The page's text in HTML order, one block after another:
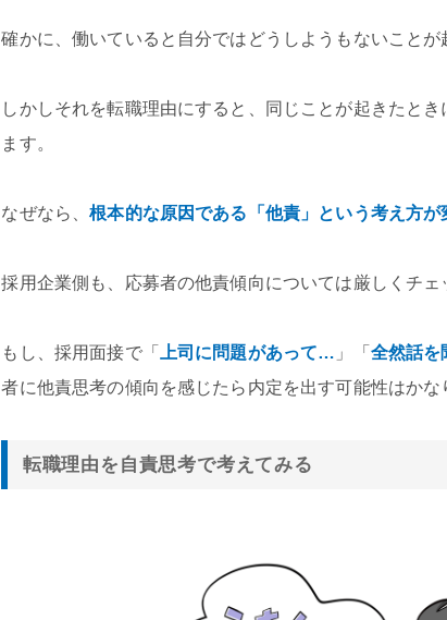
確かに、働いていると自分ではどうしようもないことが
しかしそれを転職理由にすると、同じことが起きたと
ます。
なぜなら、根本的な原因である「他責」という考え方が
採用企業側も、応募者の他責傾向については厳しくチェ
もし、採用面接で「 上司に問題があって… 」「 全然話
者に他責思考の傾向を感じたら内定を出す可能性はかな
転職理由を自責思考で考えてみる